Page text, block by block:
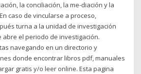
la conciliación, la me-diación y la
caso de vincularse a proceso,
turna a la unidad de investigación
el periodo de investigación.
navegando en un directorio y
donde encontrar libros pdf, manuales
gratis y/o leer online. Esta pagina